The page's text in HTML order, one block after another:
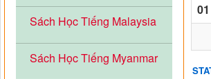
01
Sách Học Tiếng Malaysia
Sách Học Tiếng Myanmar